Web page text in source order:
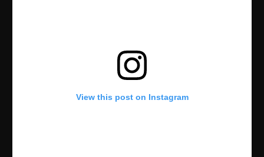
View this post on Instagram